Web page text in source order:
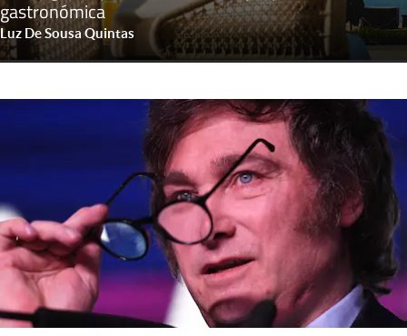
gastronómica
Luz De Sousa Quintas